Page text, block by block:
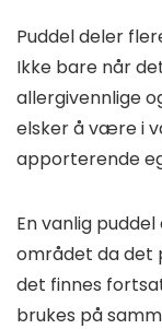
Puddel deler
Ikke bare når
allergivennlige
elsker å være i
apporterende
En vanlig
området da det
det finnes
brukes på